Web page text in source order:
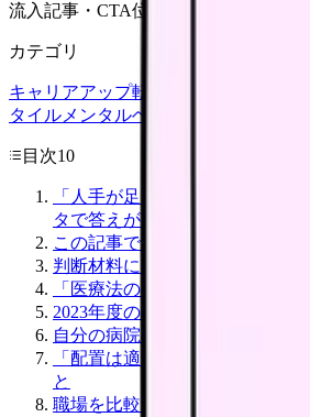
流入記事・CTA位置つきで管理画面に
カテゴリ
キャリアアップ転職ガイド
タイル メンタルヘルス
目次10
「人手が足りないのはうちだけ
タで答えが出ました
この記事でわかること
判断材料になる一次情報
「医療法の標準」と「診療報酬
2023年度の検査結果を看護師さ
自分の病院のおおよその配置を
「配置は適合しているのにきつ
と
職場を比較するときに聞くべき